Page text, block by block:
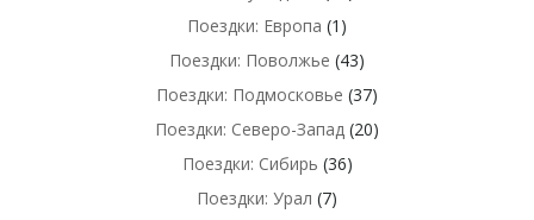
Поездки: Европа (1)
Поездки: Поволжье (43)
Поездки: Подмосковье (37)
Поездки: Северо-Запад (20)
Поездки: Сибирь (36)
Поездки: Урал (7)